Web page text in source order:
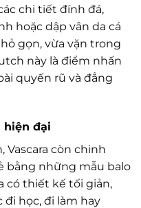
chi tiết đính đá,
hoặc dập vân da cá
gọn, vừa vặn trong
này là điểm nhấn
quyến rũ và đẳng
hiện đại
Vascara còn chinh
bằng những mẫu balo
có thiết kế tối giản,
đi học, đi làm hay